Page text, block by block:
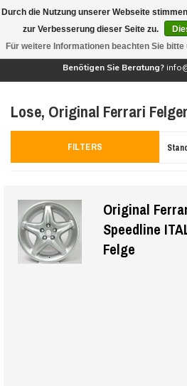
Benötigen Sie Beratung?
Lose, Original Ferrari
FILTERS
Original
Speedline
Felge
Durch die Nutzung unserer Webseite
zur Verbesserung dieser Seite zu.
Für weitere Informationen beachten Sie